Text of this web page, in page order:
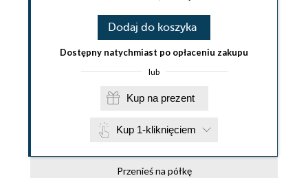
Dodaj do koszyka
Dostępny natychmiast po opłaceniu zakupu
lub
Kup na prezent
Kup 1-kliknięciem
Przenieś na półkę